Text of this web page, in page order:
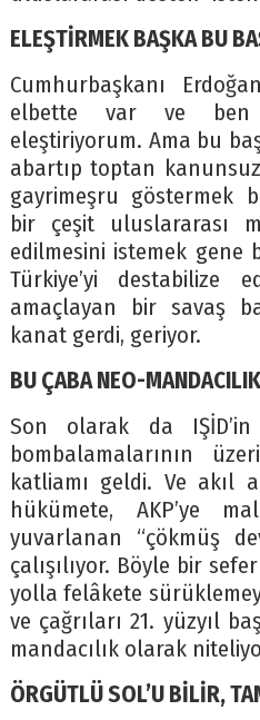
ELEŞTİRMEK BAŞKA BU
Cumhurbaşkanı
elbette var ve ben
eleştiriyorum. Ama bu
abartıp toptan
gayrimeşru göstermek
bir çeşit uluslararası
edilmesini istemek gene
Türkiye’yi destabilize
amaçlayan bir savaş
kanat gerdi, geriyor.
BU ÇABA NEO-MANDACILIK
Son olarak da
bombalamalarının
katliamı geldi. Ve akıl
hükümete, AKP’ye
yuvarlanan “çökmüş
çalışılıyor. Böyle bir
yolla felâkete
ve çağrıları 21. yüzyıl
mandacılık olarak
ÖRGÜTLÜ SOL’U BİLİR,